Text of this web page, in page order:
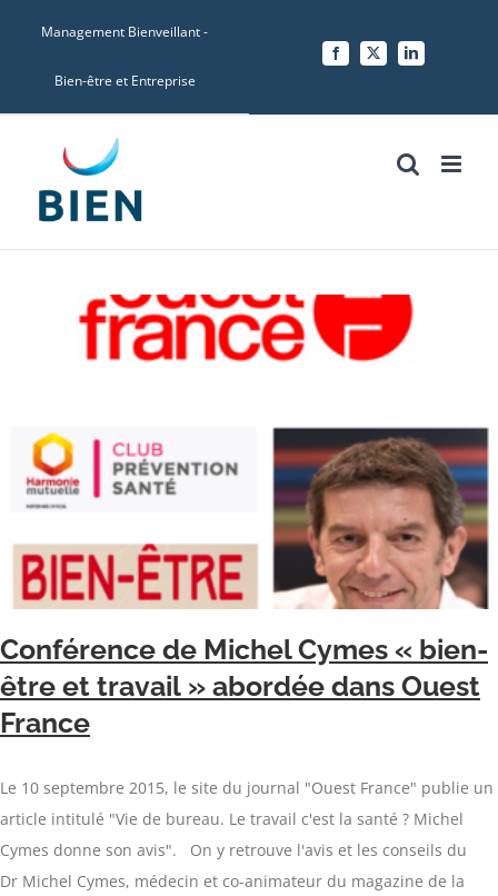
Management Bienveillant -
Bien-être et Entreprise
Facebook
X LinkedIn
Conférence de Michel Cymes « bien-
être et travail » abordée dans Ouest
France
Le 10 septembre 2015, le site du journal "Ouest France" publie un
article intitulé "Vie de bureau. Le travail c'est la santé ? Michel
Cymes donne son avis". On y retrouve l'avis et les conseils du
Dr Michel Cymes, médecin et co-animateur du magazine de la